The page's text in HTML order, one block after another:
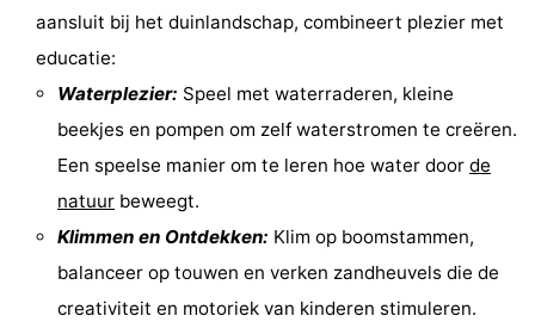
Binnenspeeltuinen
Minigolfbanen
Wellness
centra
Dorpen
Steden
Natuur
Sporten
aansluit bij het duinlandschap, combineert plezier met
educatie:
Waterplezier: Speel met waterraderen, kleine
beekjes en pompen om zelf waterstromen te creëren.
Een speelse manier om te leren hoe water door de
natuur beweegt.
Klimmen en Ontdekken: Klim op boomstammen,
balanceer op touwen en verken zandheuvels die de
creativiteit en motoriek van kinderen stimuleren.